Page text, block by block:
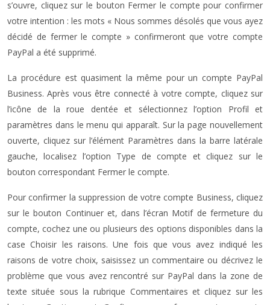
s’ouvre, cliquez sur le bouton Fermer le compte pour confirmer
votre intention : les mots « Nous sommes désolés que vous ayez
décidé de fermer le compte » confirmeront que votre compte
PayPal a été supprimé.
La procédure est quasiment la même pour un compte PayPal
Business. Après vous être connecté à votre compte, cliquez sur
l’icône de la roue dentée et sélectionnez l’option Profil et
paramètres dans le menu qui apparaît. Sur la page nouvellement
ouverte, cliquez sur l’élément Paramètres dans la barre latérale
gauche, localisez l’option Type de compte et cliquez sur le
bouton correspondant Fermer le compte.
Pour confirmer la suppression de votre compte Business, cliquez
sur le bouton Continuer et, dans l’écran Motif de fermeture du
compte, cochez une ou plusieurs des options disponibles dans la
case Choisir les raisons. Une fois que vous avez indiqué les
raisons de votre choix, saisissez un commentaire ou décrivez le
problème que vous avez rencontré sur PayPal dans la zone de
texte située sous la rubrique Commentaires et cliquez sur les